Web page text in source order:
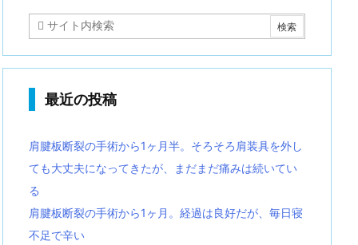
最近の投稿
肩腱板断裂の手術から1ヶ月半。そろそろ肩装具を外し
ても大丈夫になってきたが、まだまだ痛みは続いてい
る
肩腱板断裂の手術から1ヶ月。経過は良好だが、毎日寝
不足で辛い